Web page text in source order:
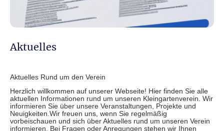
Aktuelles
Aktuelles Rund um den Verein
Herzlich willkommen auf unserer Webseite! Hier finden Sie alle
aktuellen Informationen rund um unseren Kleingartenverein. Wir
informieren Sie über unsere Veranstaltungen, Projekte und
Neuigkeiten.Wir freuen uns, wenn Sie regelmäßig
vorbeischauen und sich über Aktuelles rund um unseren Verein
informieren. Bei Fragen oder Anregungen stehen wir Ihnen